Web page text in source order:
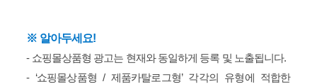
※ 알아두세요!
- 쇼핑몰상품형 광고는 현재와 동일하게 등록 및 노출됩니다.
- ‘쇼핑몰상품형 / 제품카탈로그형’ 각각의 유형에 적합한